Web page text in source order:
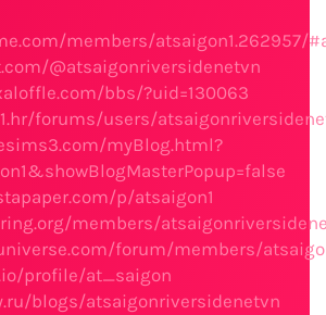
members/atsaigon1.262957/
@atsaigonriversidenetvn
bbs/?uid=130063
forums/users/
myBlog.html?
p/atsaigon1
members/
forum/members/
profile/at_saigon
blogs/atsaigonriversidenetvn